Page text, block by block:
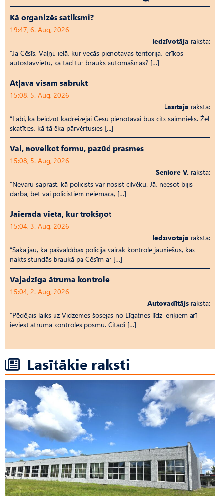
Kā organizēs satiksmi?
19:47, 6. Aug, 2026
Iedzīvotāja raksta:
“Ja Cēsīs, Vaļņu ielā, kur vecās pienotavas teritorija, ierīkos
autostāvvietu, kā tad tur brauks automašīnas? […]
Atļāva visam sabrukt
15:08, 5. Aug, 2026
Lasītāja raksta:
“Labi, ka beidzot kādreizējai Cēsu pienotavai būs cits saimnieks. Žēl
skatīties, kā tā ēka pārvērtusies […]
Vai, novelkot formu, pazūd prasmes
15:08, 5. Aug, 2026
Seniore V. raksta:
“Nevaru saprast, kā policists var nosist cilvēku. Jā, neesot bijis
darbā, bet vai policistiem neiemāca, […]
Jāierāda vieta, kur trokšņot
15:04, 3. Aug, 2026
Iedzīvotāja raksta:
“Saka jau, ka pašvaldības policija vairāk kontrolē jauniešus, kas
nakts stundās braukā pa Cēsīm ar […]
Vajadzīga ātruma kontrole
15:04, 2. Aug, 2026
Autovadītājs raksta:
“Pēdējais laiks uz Vid­ze­mes šosejas no Līgatnes līdz Ieriķiem arī
ieviest ātruma kontroles posmu. Citādi […]
Lasītākie raksti